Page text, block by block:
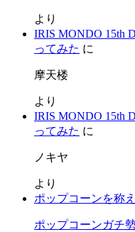
より
IRIS MONDO 15th
ってみた に
摩天楼
より
IRIS MONDO 15th
ってみた に
ノキヤ
より
ポップコーンを称
ポップコーンガチ